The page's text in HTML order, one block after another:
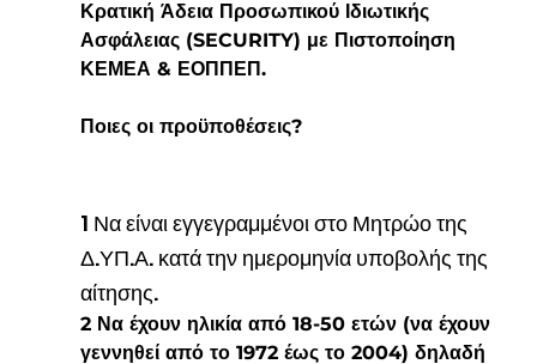
Κρατική Άδεια Προσωπικού Ιδιωτικής
Ασφάλειας (SECURITY) με Πιστοποίηση
ΚΕΜΕΑ & ΕΟΠΠΕΠ.
Ποιες οι προϋποθέσεις?
1 Να είναι εγγεγραμμένοι στο Μητρώο της
Δ.ΥΠ.Α. κατά την ημερομηνία υποβολής της
αίτησης.
2 Να έχουν ηλικία από 18-50 ετών (να έχουν
γεννηθεί από το 1972 έως το 2004) δηλαδή